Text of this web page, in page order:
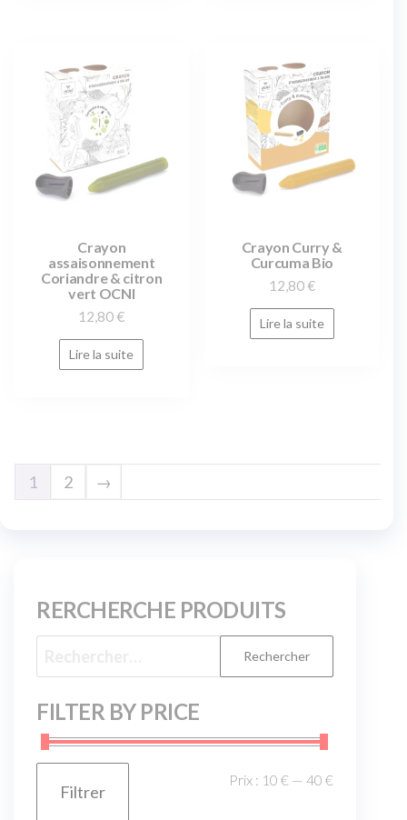
Crayon
assaisonnement
Coriandre & citron
vert OCNI
12,80 €
Lire la suite
Crayon Curry &
Curcuma Bio
12,80 €
Lire la suite
1 2 →
RERCHERCHE PRODUITS
FILTER BY PRICE
Filtrer
Prix : 10 € — 40 €